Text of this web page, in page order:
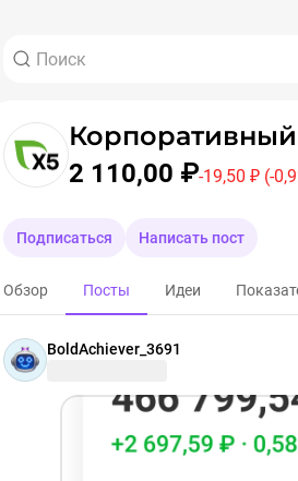
2 110,00 ₽-19,50 ₽ (-
Подписаться Написать пост
Обзор Посты Идеи
BoldAchiever_3691